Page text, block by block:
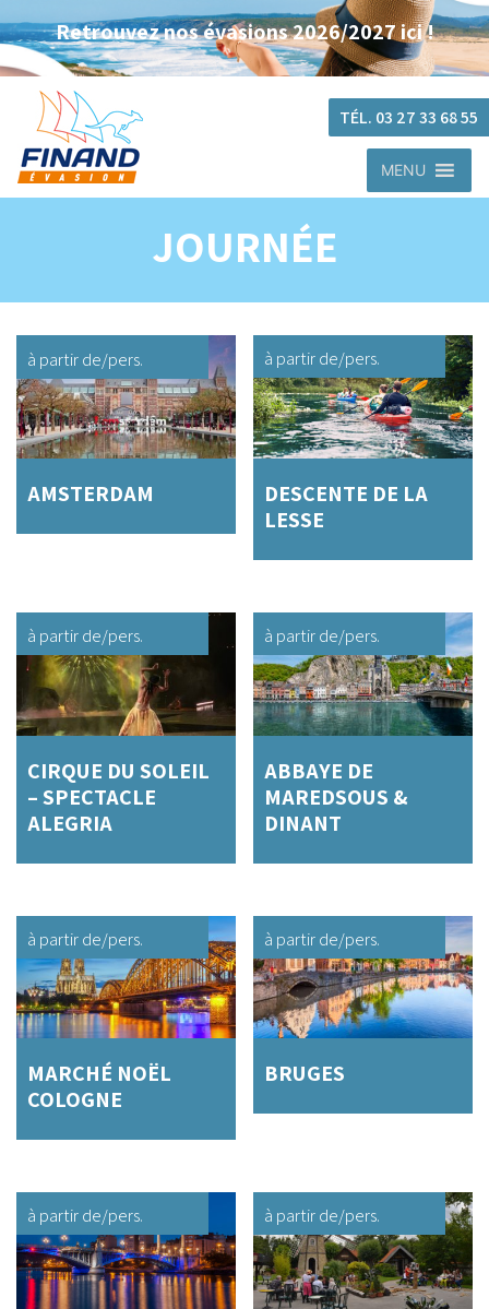
Retrouvez nos évasions 2026/2027 ici !
TÉL. 03 27 33 68 55
MENU
JOURNÉE
à partir de/pers.
AMSTERDAM
à partir de/pers.
DESCENTE DE LA
LESSE
à partir de/pers.
CIRQUE DU SOLEIL
– SPECTACLE
ALEGRIA
à partir de/pers.
ABBAYE DE
MAREDSOUS &
DINANT
à partir de/pers.
MARCHÉ NOËL
COLOGNE
à partir de/pers.
BRUGES
à partir de/pers. à partir de/pers.